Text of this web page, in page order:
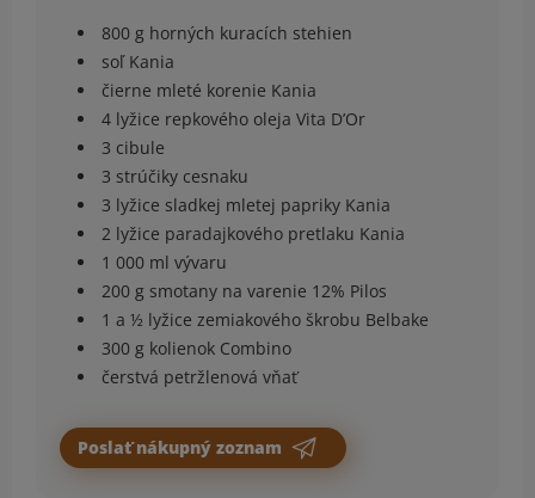
800 g horných kuracích stehien
soľ Kania
čierne mleté korenie Kania
4 lyžice repkového oleja Vita D’Or
3 cibule
3 strúčiky cesnaku
3 lyžice sladkej mletej papriky Kania
2 lyžice paradajkového pretlaku Kania
1 000 ml vývaru
200 g smotany na varenie 12% Pilos
1 a ½ lyžice zemiakového škrobu Belbake
300 g kolienok Combino
čerstvá petržlenová vňať
Poslať nákupný zoznam